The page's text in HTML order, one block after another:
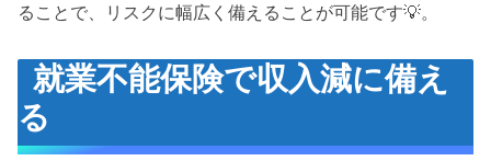
ることで、リスクに幅広く備えることが可能です💡。
就業不能保険で収入減に備え
る